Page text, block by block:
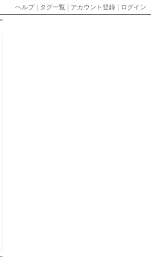
ヘルプ| タグ一覧 アカウント登録
ログイン
»